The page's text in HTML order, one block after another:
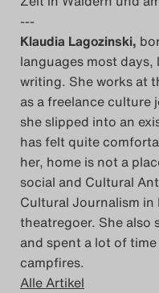
---
Klaudia Lagozinski,
languages most
writing. She works at
as a freelance culture
she slipped into an
has felt quite
her, home is not a
social and Cultural
Cultural Journalism
theatregoer. She also
and spent a lot of
campfires.
Alle Artikel